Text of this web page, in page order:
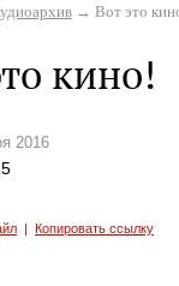
→ Вот это
кино!
2016
|Копировать ссылку